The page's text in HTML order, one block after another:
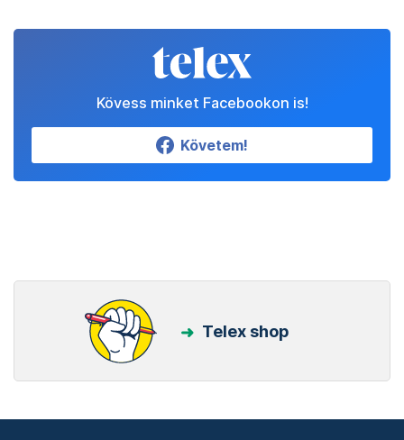
Kövess minket Facebookon is!
Követem!
Telex shop